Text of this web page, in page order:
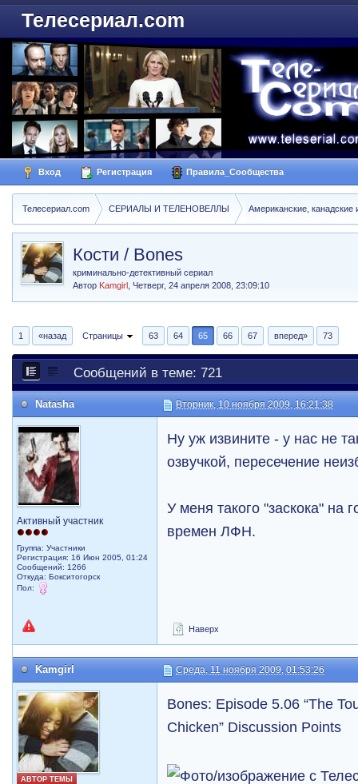
Телесериал.com
Вход Регистрация Правила_Сообщества
Телесериал.com СЕРИАЛЫ И ТЕЛЕНОВЕЛЛЫ Американские, канадские
Кости / Bones
криминально-детективный сериал
Автор Kamgirl ,Четверг, 24 апреля 2008, 23:09:10
1 «назад Страницы 63 64 65 66 67 вперед» 73
Сообщений в теме: 721
Natasha Вторник, 10 ноября 2009, 16:21:38
Активный участник
Группа: Участники
Регистрация: 16 Июн 2005, 01:24
Сообщений: 1266
Откуда: Бокситогорск
Пол:
Ну уж извините - у нас не
озвучкой, пересечение
У меня такого "заскока" на
времен ЛФН.
Наверх
Kamgirl Среда, 11 ноября 2009, 01:53:26
АВТОР ТЕМЫ
Bones: Episode 5.06 “The
Chicken” Discussion Points